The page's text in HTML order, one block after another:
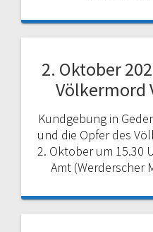
2. Oktober
Völkermord
Kundgebung in
und die Opfer des
2. Oktober um 15.30
Amt (Werderscher